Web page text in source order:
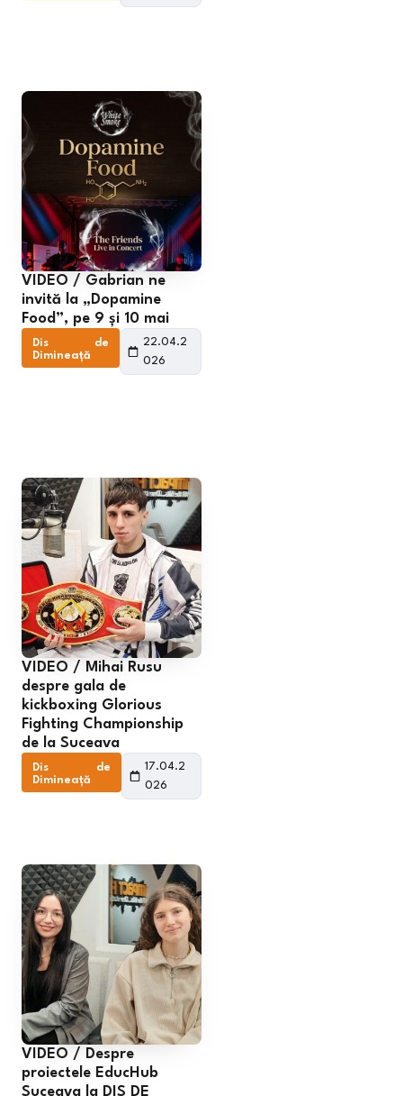
VIDEO / Gabrian ne
invită la „Dopamine
Food”, pe 9 și 10 mai
Dis de
Dimineață
22.04.2
026
VIDEO / Mihai Rusu
despre gala de
kickboxing Glorious
Fighting Championship
de la Suceava
Dis de
Dimineață
17.04.2
026
VIDEO / Despre
proiectele EducHub
Suceava la DIS DE